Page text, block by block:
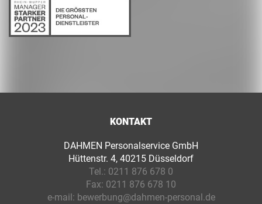
KONTAKT
DAHMEN Personalservice GmbH
Hüttenstr. 4, 40215 Düsseldorf
Tel.: 0211 876 678 0
Fax: 0211 876 678 10
e-mail: bewerbung@dahmen-personal.de